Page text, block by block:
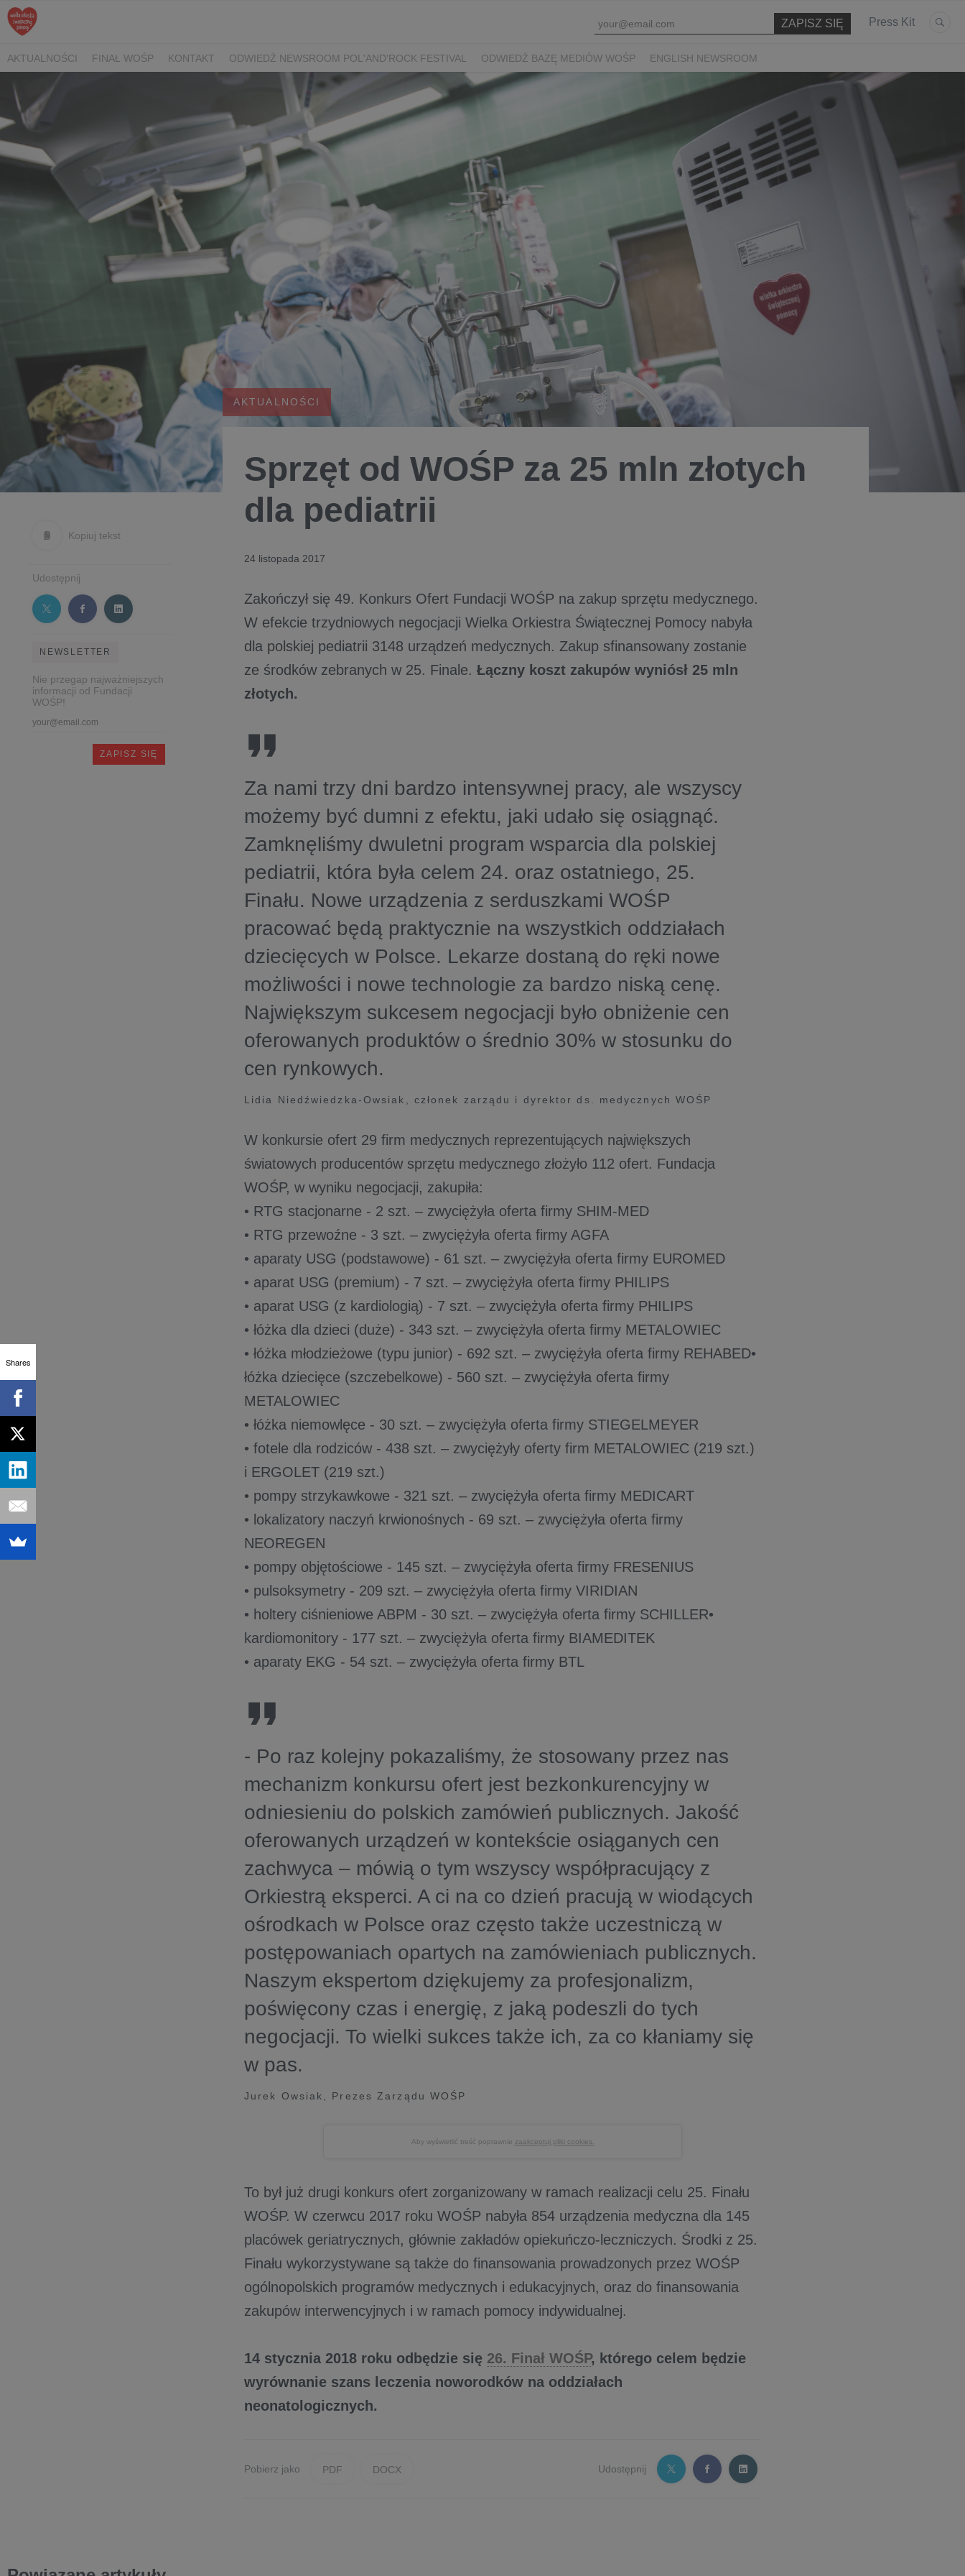
Press Kit
AKTUALNOŚCI FINAŁ WOŚP KONTAKT ODWIEDŹ NEWSROOM POL'AND'ROCK FESTIVAL ODWIEDŹ BAZĘ MEDIÓW WOŚP ENGLISH NEWSROOM
Kopiuj tekst
Udostępnij
NEWSLETTER
Nie przegap najważniejszych
informacji od Fundacji
WOŚP!
AKTUALNOŚCI
Sprzęt od WOŚP za 25 mln złotych
dla pediatrii
24 listopada 2017
Zakończył się 49. Konkurs Ofert Fundacji WOŚP na zakup sprzętu medycznego.
W efekcie trzydniowych negocjacji Wielka Orkiestra Świątecznej Pomocy nabyła
dla polskiej pediatrii 3148 urządzeń medycznych. Zakup sfinansowany zostanie
ze środków zebranych w 25. Finale. Łączny koszt zakupów wyniósł 25 mln
złotych.
Za nami trzy dni bardzo intensywnej pracy, ale wszyscy
możemy być dumni z efektu, jaki udało się osiągnąć.
Zamknęliśmy dwuletni program wsparcia dla polskiej
pediatrii, która była celem 24. oraz ostatniego, 25.
Finału. Nowe urządzenia z serduszkami WOŚP
pracować będą praktycznie na wszystkich oddziałach
dziecięcych w Polsce. Lekarze dostaną do ręki nowe
możliwości i nowe technologie za bardzo niską cenę.
Największym sukcesem negocjacji było obniżenie cen
oferowanych produktów o średnio 30% w stosunku do
cen rynkowych.
Lidia Niedźwiedzka-Owsiak, członek zarządu i dyrektor ds. medycznych WOŚP
W konkursie ofert 29 firm medycznych reprezentujących największych
światowych producentów sprzętu medycznego złożyło 112 ofert. Fundacja
WOŚP, w wyniku negocjacji, zakupiła:
• RTG stacjonarne - 2 szt. – zwyciężyła oferta firmy SHIM-MED
• RTG przewoźne - 3 szt. – zwyciężyła oferta firmy AGFA
• aparaty USG (podstawowe) - 61 szt. – zwyciężyła oferta firmy EUROMED
• aparat USG (premium) - 7 szt. – zwyciężyła oferta firmy PHILIPS
• aparat USG (z kardiologią) - 7 szt. – zwyciężyła oferta firmy PHILIPS
• łóżka dla dzieci (duże) - 343 szt. – zwyciężyła oferta firmy METALOWIEC
• łóżka młodzieżowe (typu junior) - 692 szt. – zwyciężyła oferta firmy REHABED•
łóżka dziecięce (szczebelkowe) - 560 szt. – zwyciężyła oferta firmy
METALOWIEC
• łóżka niemowlęce - 30 szt. – zwyciężyła oferta firmy STIEGELMEYER
• fotele dla rodziców - 438 szt. – zwyciężyły oferty firm METALOWIEC (219 szt.)
i ERGOLET (219 szt.)
• pompy strzykawkowe - 321 szt. – zwyciężyła oferta firmy MEDICART
• lokalizatory naczyń krwionośnych - 69 szt. – zwyciężyła oferta firmy
NEOREGEN
• pompy objętościowe - 145 szt. – zwyciężyła oferta firmy FRESENIUS
• pulsoksymetry - 209 szt. – zwyciężyła oferta firmy VIRIDIAN
• holtery ciśnieniowe ABPM - 30 szt. – zwyciężyła oferta firmy SCHILLER•
kardiomonitory - 177 szt. – zwyciężyła oferta firmy BIAMEDITEK
• aparaty EKG - 54 szt. – zwyciężyła oferta firmy BTL
- Po raz kolejny pokazaliśmy, że stosowany przez nas
mechanizm konkursu ofert jest bezkonkurencyjny w
odniesieniu do polskich zamówień publicznych. Jakość
oferowanych urządzeń w kontekście osiąganych cen
zachwyca – mówią o tym wszyscy współpracujący z
Orkiestrą eksperci. A ci na co dzień pracują w wiodących
ośrodkach w Polsce oraz często także uczestniczą w
postępowaniach opartych na zamówieniach publicznych.
Naszym ekspertom dziękujemy za profesjonalizm,
poświęcony czas i energię, z jaką podeszli do tych
negocjacji. To wielki sukces także ich, za co kłaniamy się
w pas.
Jurek Owsiak, Prezes Zarządu WOŚP
Aby wyświetlić treść poprawnie zaakceptuj pliki cookies.
To był już drugi konkurs ofert zorganizowany w ramach realizacji celu 25. Finału
WOŚP. W czerwcu 2017 roku WOŚP nabyła 854 urządzenia medyczna dla 145
placówek geriatrycznych, głównie zakładów opiekuńczo-leczniczych. Środki z 25.
Finału wykorzystywane są także do finansowania prowadzonych przez WOŚP
ogólnopolskich programów medycznych i edukacyjnych, oraz do finansowania
zakupów interwencyjnych i w ramach pomocy indywidualnej.
14 stycznia 2018 roku odbędzie się 26. Finał WOŚP, którego celem będzie
wyrównanie szans leczenia noworodków na oddziałach
neonatologicznych.
Pobierz jako PDF DOCX Udostępnij
Shares